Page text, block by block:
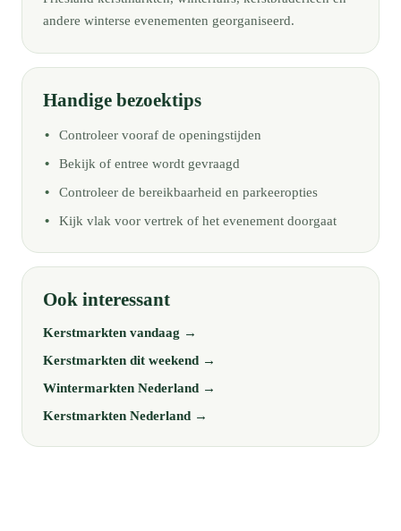
andere winterse evenementen georganiseerd.
Handige bezoektips
Controleer vooraf de openingstijden
Bekijk of entree wordt gevraagd
Controleer de bereikbaarheid en parkeeropties
Kijk vlak voor vertrek of het evenement doorgaat
Ook interessant
Kerstmarkten vandaag →
Kerstmarkten dit weekend →
Wintermarkten Nederland →
Kerstmarkten Nederland →